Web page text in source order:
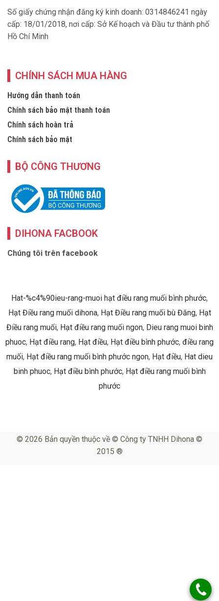
Số giấy chứng nhận đăng ký kinh doanh: 0314846241 ngày
cấp: 18/01/2018, nơi cấp: Sở Kế hoạch và Đầu tư thành phố
Hồ Chí Minh
CHÍNH SÁCH MUA HÀNG
Hướng dẫn thanh toán
Chính sách bảo mật thanh toán
Chính sách hoàn trả
Chính sách bảo mật
BỘ CÔNG THƯƠNG
DIHONA FACBOOK
Chúng tôi trên facebook
Hat-%c4%90ieu-rang-muoi hạt điều rang muối bình phước,
Hạt Điều rang muối dihona, Hạt Điều rang muối bù Đăng, Hạt
Điều rang muối, Hạt điều rang muối ngon, Dieu rang muoi binh
phuoc, Hạt điều rang, Hạt điều, Hạt điều bình phước, điều rang
muối, Hạt điều rang muối bình phước ngon, Hạt điều, Hat dieu
binh phuoc, Hạt điều bình phước, Hạt điều rang muối bình
phước
© 2026 Bản quyền thuộc về © Công ty TNHH Dihona ©
2015 ®